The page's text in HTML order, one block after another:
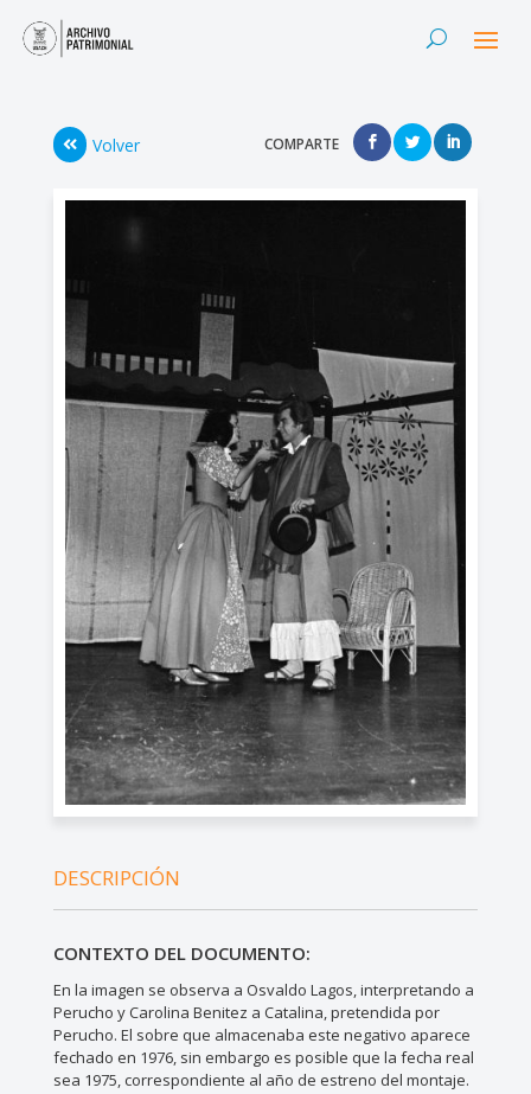
Volver COMPARTE
DESCRIPCIÓN
CONTEXTO DEL DOCUMENTO:
En la imagen se observa a Osvaldo Lagos, interpretando a
Perucho y Carolina Benitez a Catalina, pretendida por
Perucho. El sobre que almacenaba este negativo aparece
fechado en 1976, sin embargo es posible que la fecha real
sea 1975, correspondiente al año de estreno del montaje.